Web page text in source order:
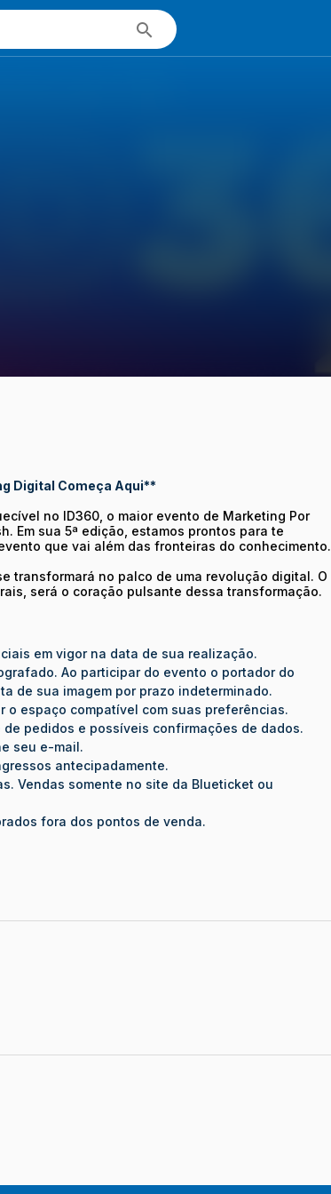
Digital Começa Aqui**
no ID360, o maior evento de Marketing Por
Em sua 5ª edição, estamos prontos para te
que vai além das fronteiras do conhecimento.
transformará no palco de uma revolução digital. O
será o coração pulsante dessa transformação.
em vigor na data de sua realização.
Ao participar do evento o portador do
de sua imagem por prazo indeterminado.
o espaço compatível com suas preferências.
pedidos e possíveis confirmações de dados.
seu e-mail.
antecipadamente.
Vendas somente no site da Blueticket ou
fora dos pontos de venda.